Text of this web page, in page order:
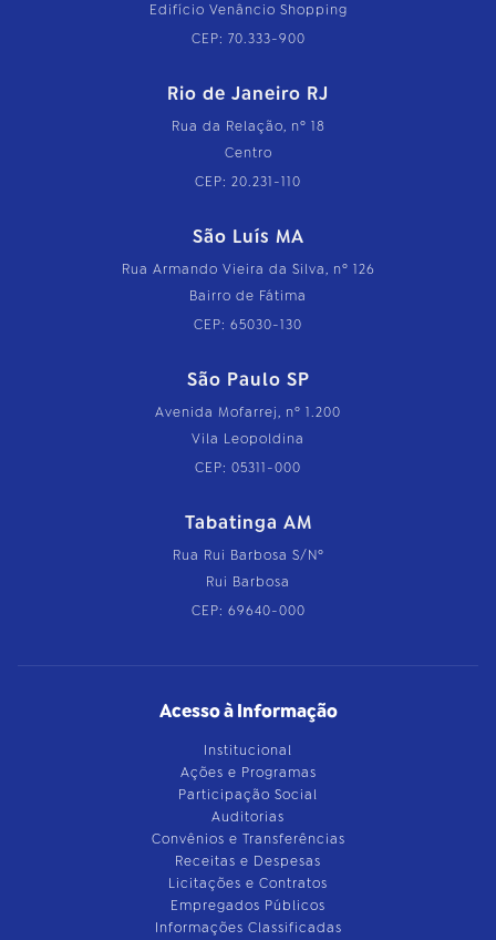
Edifício Venâncio Shopping
CEP: 70.333-900
Rio de Janeiro RJ
Rua da Relação, nº 18
Centro
CEP: 20.231-110
São Luís MA
Rua Armando Vieira da Silva, nº 126
Bairro de Fátima
CEP: 65030-130
São Paulo SP
Avenida Mofarrej, nº 1.200
Vila Leopoldina
CEP: 05311-000
Tabatinga AM
Rua Rui Barbosa S/Nº
Rui Barbosa
CEP: 69640-000
Acesso à Informação
Institucional
Ações e Programas
Participação Social
Auditorias
Convênios e Transferências
Receitas e Despesas
Licitações e Contratos
Empregados Públicos
Informações Classificadas